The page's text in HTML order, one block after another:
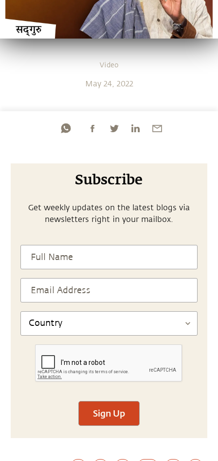
Video
May 24, 2022
Subscribe
Get weekly updates on the latest blogs via
newsletters right in your mailbox.
Sign Up